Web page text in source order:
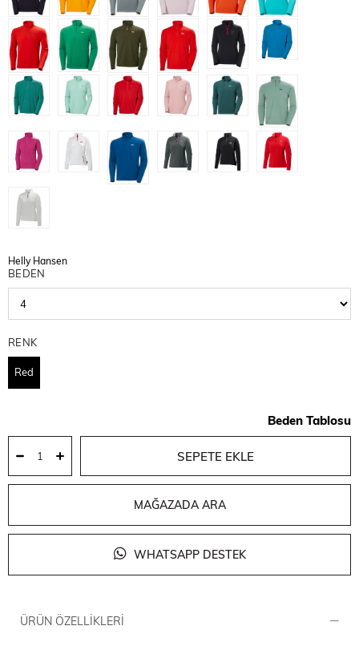
Helly Hansen
BEDEN
RENK
Red
Beden Tablosu
MAĞAZADA ARA
WHATSAPP DESTEK
ÜRÜN ÖZELLIKLERI